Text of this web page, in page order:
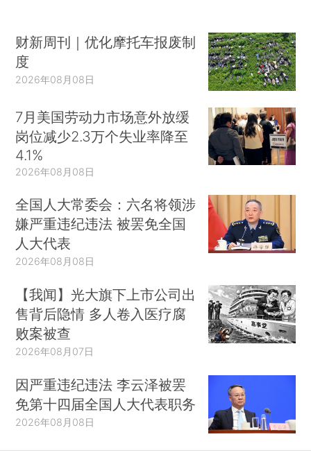
财新周刊｜优化摩托车报废制
度
2026年08月08日
7月美国劳动力市场意外放缓
岗位减少2.3万个失业率降至
4.1%
2026年08月08日
全国人大常委会：六名将领涉
嫌严重违纪违法 被罢免全国
人大代表
2026年08月08日
【我闻】光大旗下上市公司出
售背后隐情 多人卷入医疗腐
败案被查
2026年08月07日
因严重违纪违法 李云泽被罢
免第十四届全国人大代表职务
2026年08月08日